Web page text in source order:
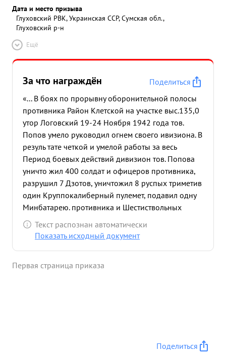
Дата и место призыва
Глуховский РВК, Украинская ССР, Сумская обл.,
Глуховский р-н
Ещё
За что награждён
Поделиться
«... В боях по прорывну оборонительной полосы
противника Район Клетской на участке выс.135,0
утор Логовский 19-24 Ноября 1942 года тов.
Попов умело руководил огнем своего ивизиона. В
резуль тате четкой и умелой работы за весь
Период боевых действий дивизион тов. Попова
уничто жил 400 солдат и офицеров противника,
разрушил 7 Дзотов, уничтожил 8 руспых триметив
один Круппокалиберный пулемет, подавил одну
Минбатарею. противника и Шестиствольных
миномет отразил 16 контратак противника. Тов.
Попов Сосредотачивая огонь своего дивизиона
дивизиона Захвачено пять пленных из них два
пеютес малыми потерями розя противника и
Текст распознан автоматически
Показать исходный документ
Первая страница приказа
Поделиться